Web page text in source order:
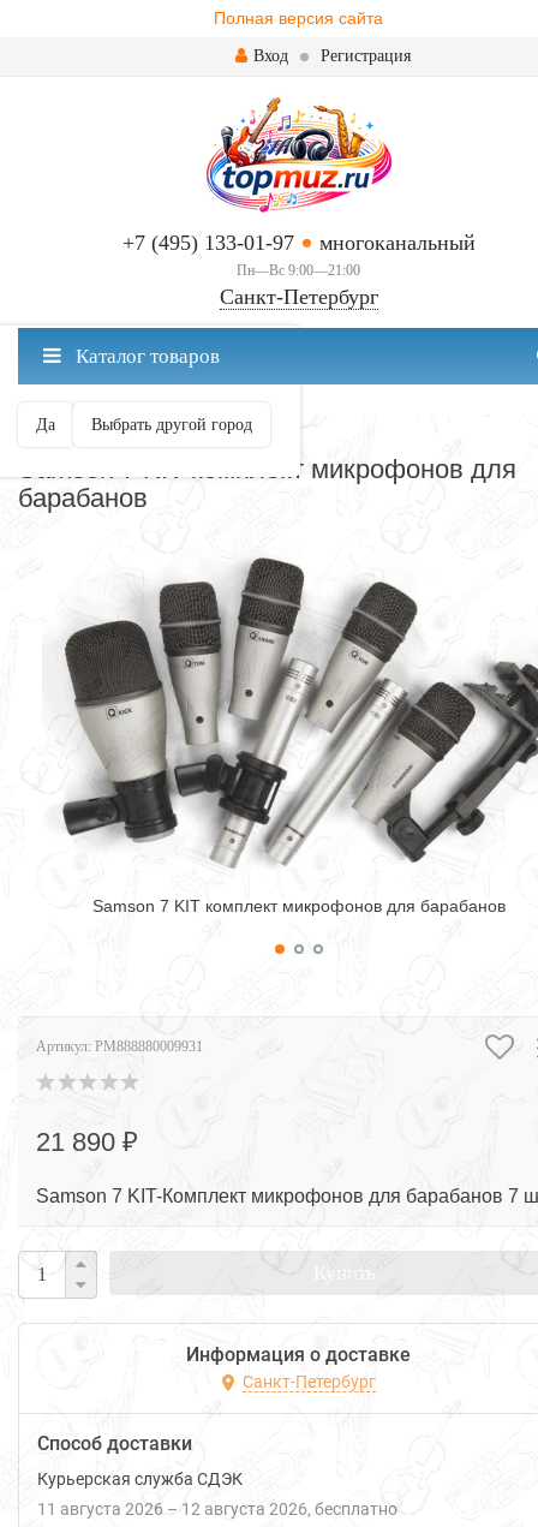
Полная версия сайта
Вход Регистрация
+7 (495) 133-01-97 многоканальный
Пн—Вс 9:00—21:00
Санкт-Петербург
Санкт-Петербург ваш город?
Да Выбрать другой город
Каталог товаров
МИКРОФОНЫ
Samson 7 KIT комплект микрофонов для
барабанов
Samson 7 KIT комплект микрофонов для барабанов
Артикул: PM888880009931
21 890 ₽
Samson 7 KIT-Комплект микрофонов для барабанов 7
Купить
Информация о доставке
Санкт-Петербург
Способ доставки
Курьерская служба СДЭК
11 августа 2026 – 12 августа 2026 Бесплатно